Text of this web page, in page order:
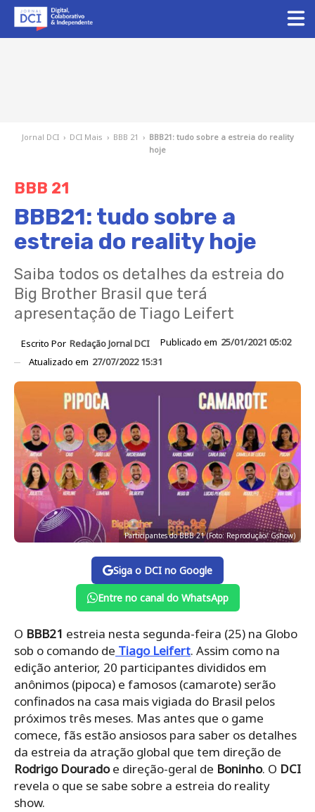
Jornal DCI › DCI Mais › BBB 21 › BBB21: tudo sobre a estreia do reality
hoje
BBB 21
BBB21: tudo sobre a
estreia do reality hoje
Saiba todos os detalhes da estreia do
Big Brother Brasil que terá
apresentação de Tiago Leifert
Escrito Por Redação Jornal DCI Publicado em 25/01/2021 05:02
Atualizado em 27/07/2022 15:31
Participantes do BBB 21 (Foto: Reprodução/ Gshow)
Siga o DCI no Google
Entre no canal do WhatsApp
O BBB21 estreia nesta segunda-feira (25) na Globo
sob o comando de Tiago Leifert. Assim como na
edição anterior, 20 participantes divididos em
anônimos (pipoca) e famosos (camarote) serão
confinados na casa mais vigiada do Brasil pelos
próximos três meses. Mas antes que o game
comece, fãs estão ansiosos para saber os detalhes
da estreia da atração global que tem direção de
Rodrigo Douradoe direção-geral de Boninho. O DCI
revela o que se sabe sobre a estreia do reality
show.